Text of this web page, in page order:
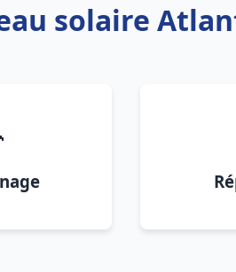
solaire